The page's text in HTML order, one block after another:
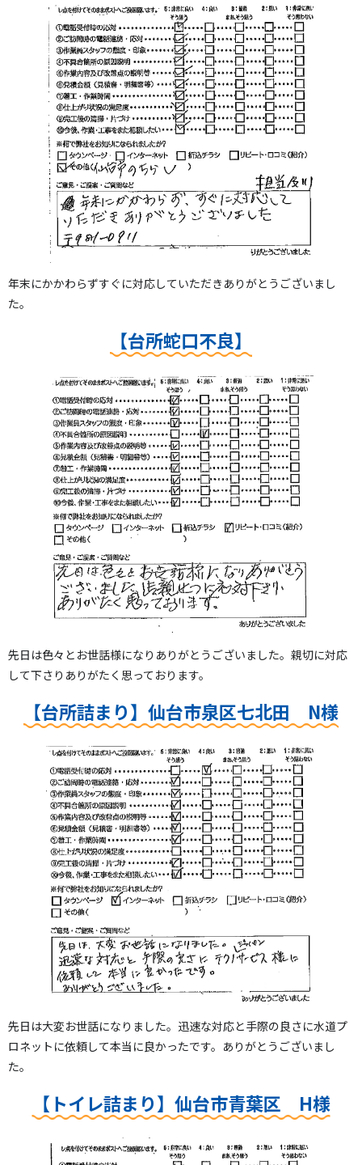
年末にかかわらずすぐに対応していただきありがとうございまし
た。
【台所蛇口不良】
先日は色々とお世話様になりありがとうございました。親切に対応
して下さりありがたく思っております。
【台所詰まり】仙台市泉区七北田 N様
先日は大変お世話になりました。迅速な対応と手際の良さに水道プ
ロネットに依頼して本当に良かったです。ありがとうございまし
た。
【トイレ詰まり】仙台市青葉区 H様